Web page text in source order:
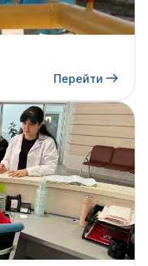
Перейти